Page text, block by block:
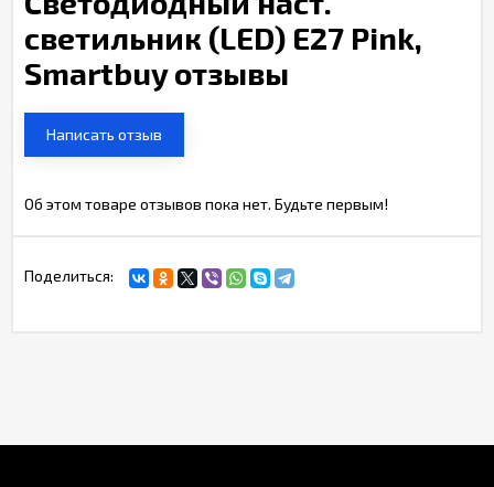
светильник (LED) Е27 Pink,
Smartbuy отзывы
Написать отзыв
Об этом товаре отзывов пока нет. Будьте первым!
Поделиться: